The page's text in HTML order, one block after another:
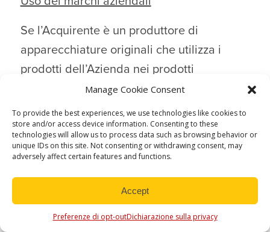
Manage Cookie Consent
To provide the best experiences, we use technologies like cookies to
store and/or access device information. Consenting to these
technologies will allow us to process data such as browsing behavior or
unique IDs on this site. Not consenting or withdrawing consent, may
adversely affect certain features and functions.
Accept
Preferenze di opt-outDichiarazione sulla privacy
Se l’Acquirente è un produttore di
apparecchiature originali che utilizza i
prodotti dell’Azienda nei prodotti
dell’Acquirente o rivende in altro modo i
Prodotti dell’Azienda (un “Rivenditore”),
allora, in base alle disposizioni della
presente Garanzia Limitata e delle
Condizioni di Vendita, l’Azienda concede
al Rivenditore una licenza limitata, non
esclusiva, esente da royalty e non
trasferibile (senza diritto di concedere